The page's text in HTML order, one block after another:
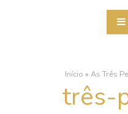
Início » As Três
três-